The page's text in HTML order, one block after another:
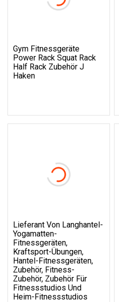
Gym Fitnessgeräte
Power Rack Squat Rack
Half Rack Zubehör J
Haken
Lieferant Von Langhantel-
Yogamatten-
Fitnessgeräten,
Kraftsport-Übungen,
Hantel-Fitnessgeräten,
Zubehör, Fitness-
Zubehör, Zubehör Für
Fitnessstudios Und
Heim-Fitnessstudios